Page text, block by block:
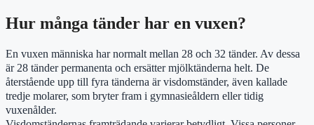
Hur många tänder har en vuxen?
En vuxen människa har normalt mellan 28 och 32 tänder. Av dessa
är 28 tänder permanenta och ersätter mjölktänderna helt. De
återstående upp till fyra tänderna är visdomständer, även kallade
tredje molarer, som bryter fram i gymnasieåldern eller tidig
vuxenålder.